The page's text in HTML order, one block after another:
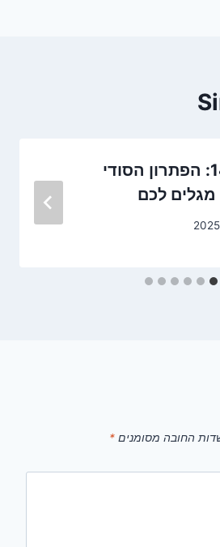
תמי 4 תקלה 14: הפתרון הסודי
לכם
החובה מסומנים *